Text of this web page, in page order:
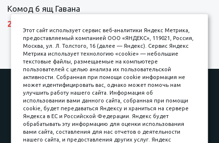
Комод 6 ящ Гавана
27690 р.
Наши работы
Оплата
Доставка и сборка
Гарантии
Карьера в компании
Контакты
Принимаем к оплате
Этот сайт использует сервис веб-аналитики Яндекс Метрика,
предоставляемый компанией ООО «ЯНДЕКС», 119021, Россия,
Москва, ул. Л. Толстого, 16 (далее — Яндекс). Сервис Яндекс
Метрика использует технологию «cookie» — небольшие
текстовые файлы, размещаемые на компьютере
пользователей с целью анализа их пользовательской
активности. Собранная при помощи cookie информация не
может идентифицировать вас, однако может помочь нам
улучшить работу нашего сайта. Информация об
использовании вами данного сайта, собранная при помощи
cookie, будет передаваться Яндексу и храниться на сервере
Яндекса в ЕС и Российской Федерации. Яндекс будет
обрабатывать эту информацию для оценки использования
вами сайта, составления для нас отчетов о деятельности
нашего сайта, и предоставления других услуг. Яндекс